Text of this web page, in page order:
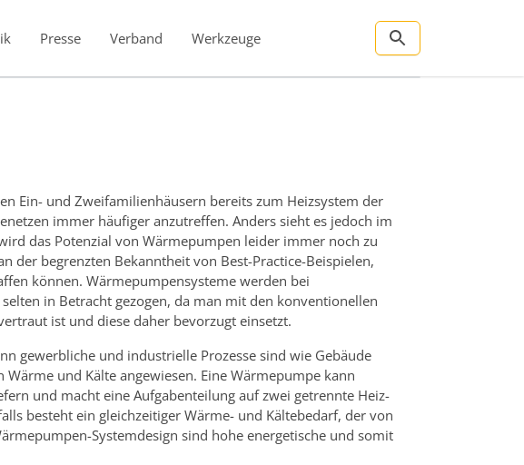
Presse Verband Werkzeuge
Ein- und Zweifamilienhäusern bereits zum Heizsystem der
immer häufiger anzutreffen. Anders sieht es jedoch im
das Potenzial von Wärmepumpen leider immer noch zu
der begrenzten Bekanntheit von Best-Practice-Beispielen,
können. Wärmepumpensysteme werden bei
in Betracht gezogen, da man mit den konventionellen
ist und diese daher bevorzugt einsetzt.
gewerbliche und industrielle Prozesse sind wie Gebäude
und Kälte angewiesen. Eine Wärmepumpe kann
und macht eine Aufgabenteilung auf zwei getrennte Heiz-
besteht ein gleichzeitiger Wärme- und Kältebedarf, der von
Systemdesign sind hohe energetische und somit